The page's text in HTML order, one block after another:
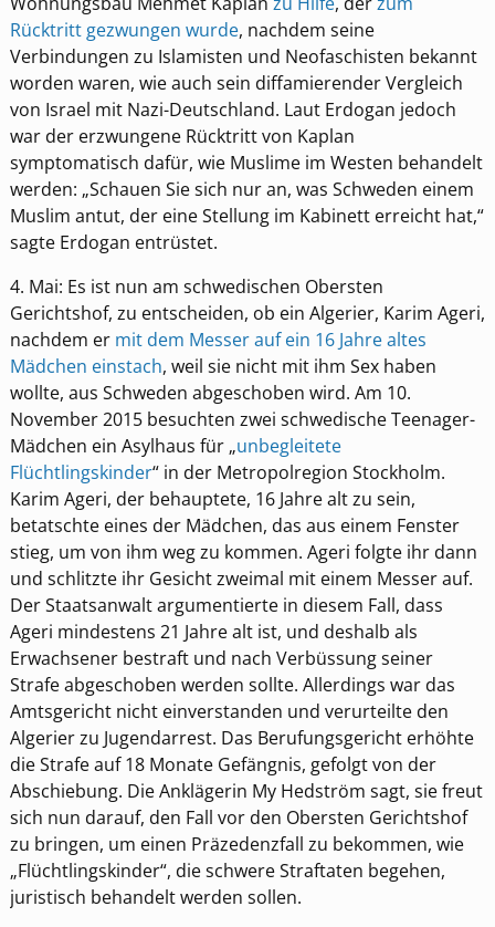
Rücktritt gezwungen wurde, nachdem seine
Verbindungen zu Islamisten und Neofaschisten bekannt
worden waren, wie auch sein diffamierender Vergleich
von Israel mit Nazi-Deutschland. Laut Erdogan jedoch
war der erzwungene Rücktritt von Kaplan
symptomatisch dafür, wie Muslime im Westen behandelt
werden: „Schauen Sie sich nur an, was Schweden einem
Muslim antut, der eine Stellung im Kabinett erreicht hat,“
sagte Erdogan entrüstet.
4. Mai: Es ist nun am schwedischen Obersten
Gerichtshof, zu entscheiden, ob ein Algerier, Karim Ageri,
nachdem er mit dem Messer auf ein 16 Jahre altes
Mädchen einstach, weil sie nicht mit ihm Sex haben
wollte, aus Schweden abgeschoben wird. Am 10.
November 2015 besuchten zwei schwedische Teenager-
Mädchen ein Asylhaus für „unbegleitete
Flüchtlingskinder“ in der Metropolregion Stockholm.
Karim Ageri, der behauptete, 16 Jahre alt zu sein,
betatschte eines der Mädchen, das aus einem Fenster
stieg, um von ihm weg zu kommen. Ageri folgte ihr dann
und schlitzte ihr Gesicht zweimal mit einem Messer auf.
Der Staatsanwalt argumentierte in diesem Fall, dass
Ageri mindestens 21 Jahre alt ist, und deshalb als
Erwachsener bestraft und nach Verbüssung seiner
Strafe abgeschoben werden sollte. Allerdings war das
Amtsgericht nicht einverstanden und verurteilte den
Algerier zu Jugendarrest. Das Berufungsgericht erhöhte
die Strafe auf 18 Monate Gefängnis, gefolgt von der
Abschiebung. Die Anklägerin My Hedström sagt, sie freut
sich nun darauf, den Fall vor den Obersten Gerichtshof
zu bringen, um einen Präzedenzfall zu bekommen, wie
„Flüchtlingskinder“, die schwere Straftaten begehen,
juristisch behandelt werden sollen.